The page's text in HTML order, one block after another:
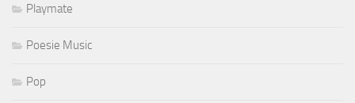
Playmate
Poesie Music
Pop